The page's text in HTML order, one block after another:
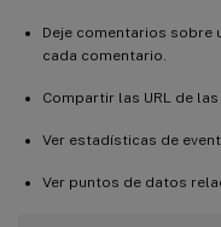
Deje comentarios sobre
cada comentario.
Compartir las URL de las
Ver estadísticas de
Ver puntos de datos